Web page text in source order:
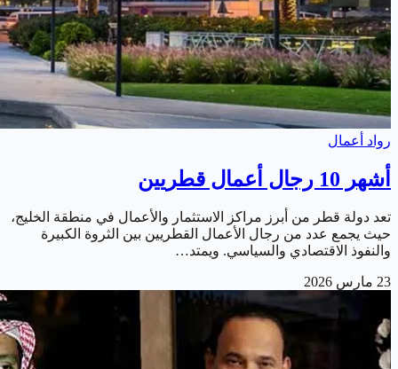
رواد أعمال
أشهر 10 رجال أعمال قطريين
تعد دولة قطر من أبرز مراكز الاستثمار والأعمال في منطقة الخليج،
حيث يجمع عدد من رجال الأعمال القطريين بين الثروة الكبيرة
والنفوذ الاقتصادي والسياسي. ويمتد…
23 مارس 2026